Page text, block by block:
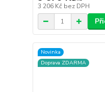
3 206 Kč bez DPH
Novinka
Doprava ZDARMA